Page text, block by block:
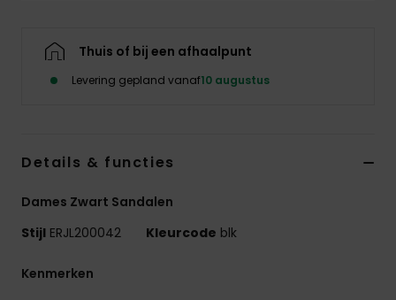
Thuis of bij een afhaalpunt
Levering gepland vanaf10 augustus
Details & functies
Dames Zwart Sandalen
Stijl ERJL200042 Kleurcode blk
Kenmerken